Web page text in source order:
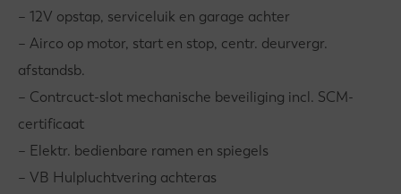
– 12V opstap, serviceluik en garage achter
– Airco op motor, start en stop, centr. deurvergr.
afstandsb.
– Contrcuct-slot mechanische beveiliging incl. SCM-
certificaat
– Elektr. bedienbare ramen en spiegels
– VB Hulpluchtvering achteras